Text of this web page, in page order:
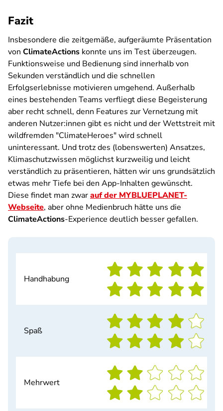
Fazit
Insbesondere die zeitgemäße, aufgeräumte Präsentation
von ClimateActions konnte uns im Test überzeugen.
Funktionsweise und Bedienung sind innerhalb von
Sekunden verständlich und die schnellen
Erfolgserlebnisse motivieren umgehend. Außerhalb
eines bestehenden Teams verfliegt diese Begeisterung
aber recht schnell, denn Features zur Vernetzung mit
anderen Nutzer:innen gibt es nicht und der Wettstreit mit
wildfremden "ClimateHeroes" wird schnell
uninteressant. Und trotz des (lobenswerten) Ansatzes,
Klimaschutzwissen möglichst kurzweilig und leicht
verständlich zu präsentieren, hätten wir uns grundsätzlich
etwas mehr Tiefe bei den App-Inhalten gewünscht.
Diese findet man zwarauf der MYBLUEPLANET-
Webseite, aber ohne Medienbruch hätte uns die
ClimateActions-Experience deutlich besser gefallen.
Handhabung
Spaß
Mehrwert